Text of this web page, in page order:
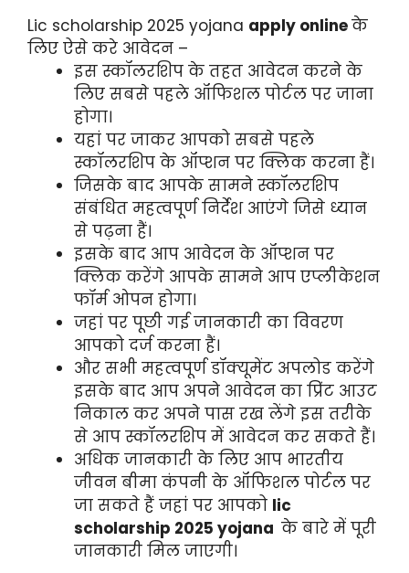
Lic scholarship 2025 yojana apply onlineके
लिए ऐसे करे आवेदन –
इस स्कॉलरशिप के तहत आवेदन करने के
लिए सबसे पहले ऑफिशल पोर्टल पर जाना
होगा।
यहां पर जाकर आपको सबसे पहले
स्कॉलरशिप के ऑप्शन पर क्लिक करना हैं।
जिसके बाद आपके सामने स्कॉलरशिप
संबंधित महत्वपूर्ण निर्देश आएंगे जिसे ध्यान
से पढ़ना हैं।
इसके बाद आप आवेदन के ऑप्शन पर
क्लिक करेंगे आपके सामने आप एप्लीकेशन
फॉर्म ओपन होगा।
जहां पर पूछी गई जानकारी का विवरण
आपको दर्ज करना हैं।
और सभी महत्वपूर्ण डॉक्यूमेंट अपलोड करेंगे
इसके बाद आप अपने आवेदन का प्रिंट आउट
निकाल कर अपने पास रख लेंगे इस तरीके
से आप स्कॉलरशिप में आवेदन कर सकते हैं।
अधिक जानकारी के लिए आप भारतीय
जीवन बीमा कंपनी के ऑफिशल पोर्टल पर
जा सकते हैं जहां पर आपको lic
scholarship 2025 yojana के बारे में पूरी
जानकारी मिल जाएगी।